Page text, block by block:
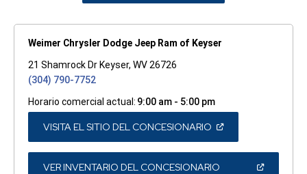
Weimer Chrysler Dodge Jeep Ram of Keyser
21 Shamrock Dr Keyser, WV 26726
(304) 790-7752
Horario comercial actual: 9:00 am - 5:00 pm
VISITA EL SITIO DEL CONCESIONARIO(ABRIR
UNA
VENTANA
NUEVA)
VER INVENTARIO DEL CONCESIONARIO(ABRIR